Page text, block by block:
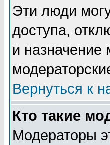
Эти люди
доступа,
и
Вернуться к
Кто такие
Модераторы